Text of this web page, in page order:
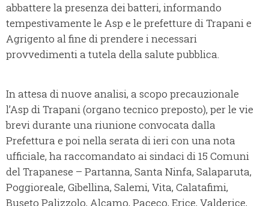
abbattere la presenza dei batteri, informando
tempestivamente le Asp e le prefetture di Trapani e
Agrigento al fine di prendere i necessari
provvedimenti a tutela della salute pubblica.
In attesa di nuove analisi, a scopo precauzionale
l’Asp di Trapani (organo tecnico preposto), per le vie
brevi durante una riunione convocata dalla
Prefettura e poi nella serata di ieri con una nota
ufficiale, ha raccomandato ai sindaci di 15 Comuni
del Trapanese – Partanna, Santa Ninfa, Salaparuta,
Poggioreale, Gibellina, Salemi, Vita, Calatafimi,
Buseto Palizzolo, Alcamo, Paceco, Erice, Valderice,